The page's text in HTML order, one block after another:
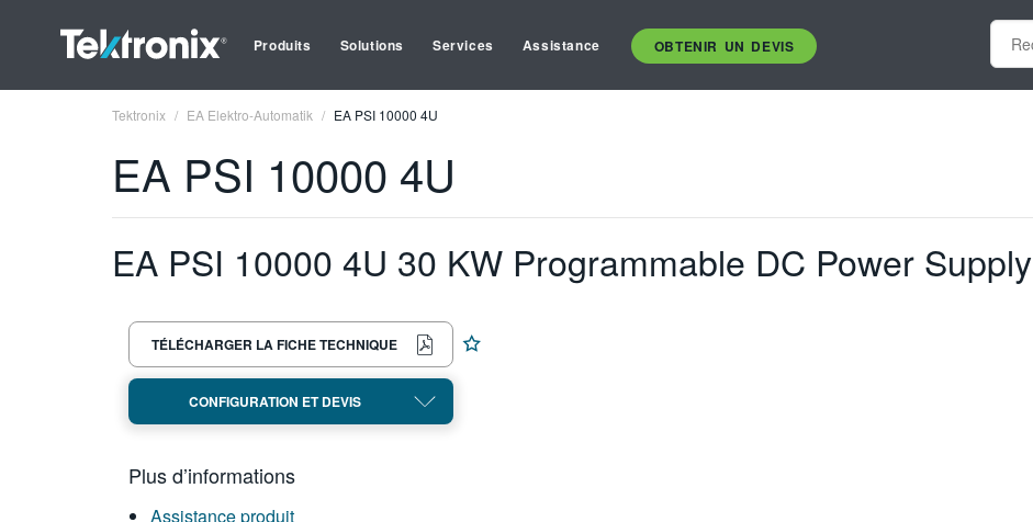
Produits Solutions Services Assistance OBTENIR UN DEVIS
Tektronix EA Elektro-Automatik EA PSI 10000 4U
EA PSI 10000 4U
EA PSI 10000 4U 30 KW Programmable DC Power Supply
TÉLÉCHARGER LA FICHE TECHNIQUE
CONFIGURATION ET DEVIS
Plus d’informations
Assistance produit